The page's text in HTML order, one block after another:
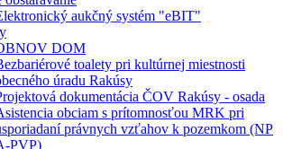
aukčný systém "eBIT"
DOM
toalety pri kultúrnej miestnosti
úradu Rakúsy
dokumentácia ČOV Rakúsy - osada
obciam s prítomnosťou MRK pri
právnych vzťahov k pozemkom (NP
PVP)